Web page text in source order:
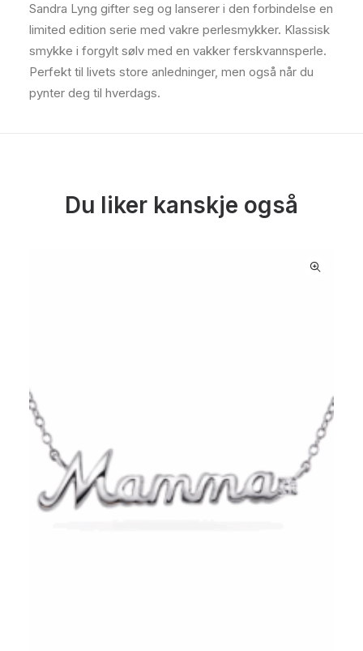
Sandra Lyng gifter seg og lanserer i den forbindelse en
limited edition serie med vakre perlesmykker. Klassisk
smykke i forgylt sølv med en vakker ferskvannsperle.
Perfekt til livets store anledninger, men også når du
pynter deg til hverdags.
Du liker kanskje også